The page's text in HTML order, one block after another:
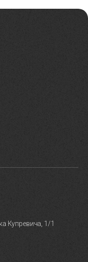
Купревича, 1/1